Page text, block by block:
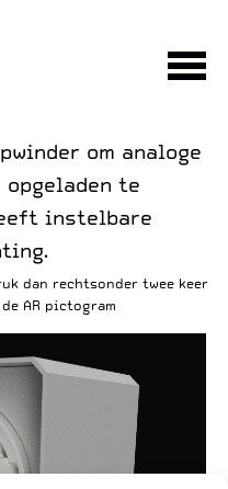
om analoge
te
instelbare
dan rechtsonder twee keer
AR pictogram